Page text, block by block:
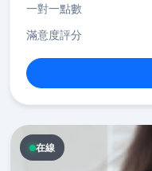
一對一點數
滿意度評分
在線